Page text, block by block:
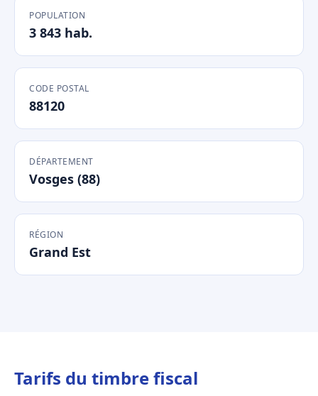
POPULATION
3 843 hab.
CODE POSTAL
88120
DÉPARTEMENT
Vosges (88)
RÉGION
Grand Est
Tarifs du timbre fiscal